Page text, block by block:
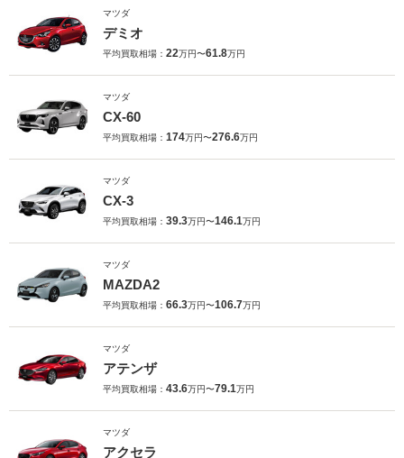
マツダ
デミオ
平均買取相場： 22万円〜61.8万円
マツダ
CX-60
平均買取相場： 174万円〜276.6万円
マツダ
CX-3
平均買取相場： 39.3万円〜146.1万円
マツダ
MAZDA2
平均買取相場： 66.3万円〜106.7万円
マツダ
アテンザ
平均買取相場： 43.6万円〜79.1万円
マツダ
アクセラ